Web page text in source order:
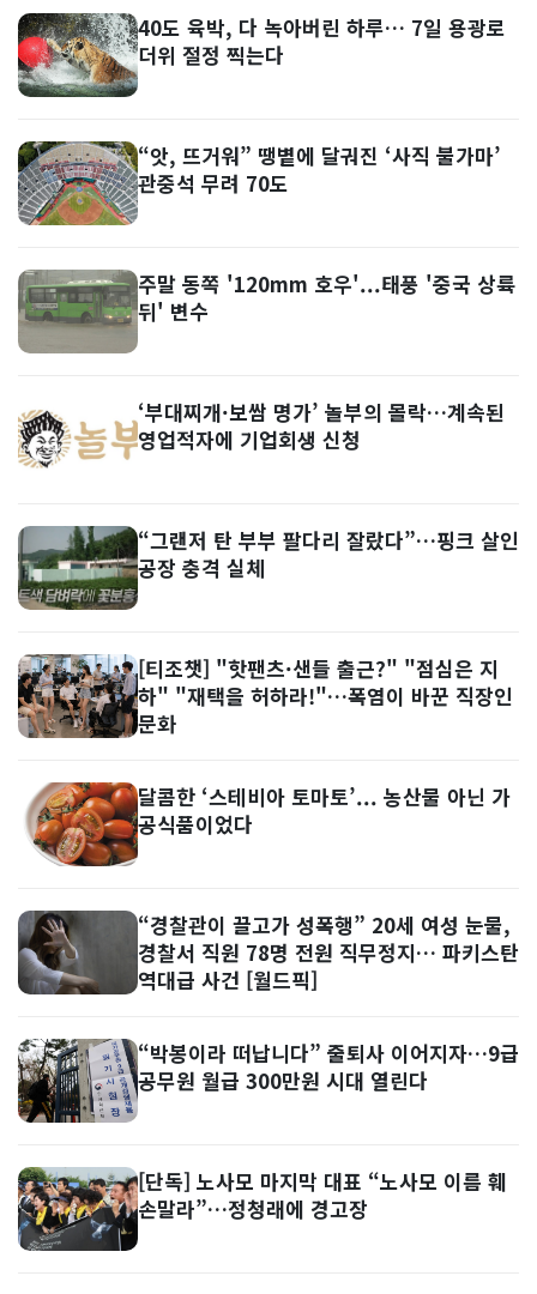
40도 육박, 다 녹아버린 하루… 7일 용광로
더위 절정 찍는다
“앗, 뜨거워” 땡볕에 달궈진 ‘사직 불가마’
관중석 무려 70도
주말 동쪽 '120mm 호우'...태풍 '중국 상륙
뒤' 변수
‘부대찌개·보쌈 명가’ 놀부의 몰락…계속된
영업적자에 기업회생 신청
“그랜저 탄 부부 팔다리 잘랐다”…핑크 살인
공장 충격 실체
[티조챗] "핫팬츠·샌들 출근?" "점심은 지
하" "재택을 허하라!"…폭염이 바꾼 직장인
문화
달콤한 ‘스테비아 토마토’... 농산물 아닌 가
공식품이었다
“경찰관이 끌고가 성폭행” 20세 여성 눈물,
경찰서 직원 78명 전원 직무정지… 파키스탄
역대급 사건 [월드픽]
“박봉이라 떠납니다” 줄퇴사 이어지자…9급
공무원 월급 300만원 시대 열린다
[단독] 노사모 마지막 대표 “노사모 이름 훼
손말라”…정청래에 경고장